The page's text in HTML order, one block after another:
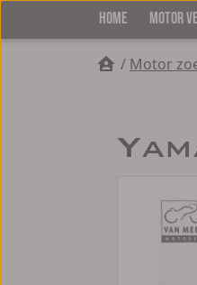
HOME MOTOR
/ Motor